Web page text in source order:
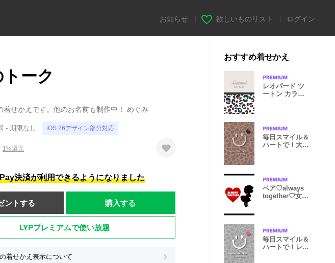
お知らせ 欲しいものリスト ログイン
ーク
着せかえです。他のお名前も制作中！ めぐみ
- 期限なし iOS 26デザイン部分対応
1%還元
決済が利用できるようになりました
ントする 購入する
LYPプレミアムで使い放題
着せかえ表示について
おすすめ着せかえ
レオパード ツ
ートン カラフ
毎日スマイル＆
ハートで！大人
ペア♡always
together♡女の
毎日スマイル＆
ハートで！レオ